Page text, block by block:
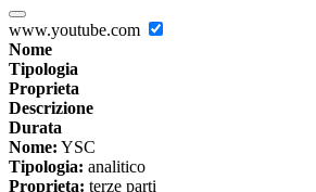
www.youtube.com
Nome
Tipologia
Proprieta
Descrizione
Durata
Nome: YSC
Tipologia: analitico
Proprieta: terze parti